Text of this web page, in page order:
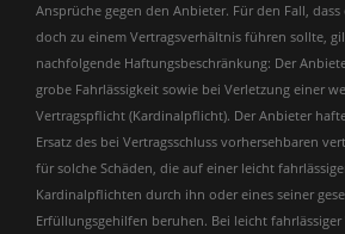
Ansprüche gegen den Anbieter. Für den Fall,
doch zu einem Vertragsverhältnis führen sollte,
nachfolgende Haftungsbeschränkung: Der
grobe Fahrlässigkeit sowie bei Verletzung einer
Vertragspflicht (Kardinalpflicht). Der Anbieter
Ersatz des bei Vertragsschluss vorhersehbaren
für solche Schäden, die auf einer leicht
Kardinalpflichten durch ihn oder eines seiner
Erfüllungsgehilfen beruhen. Bei leicht